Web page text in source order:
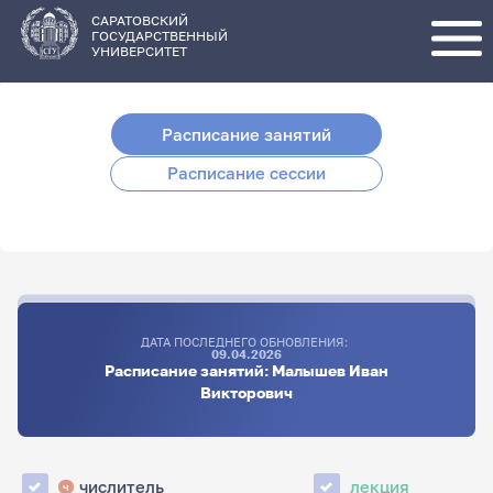
основному
содержанию
САРАТОВСКИЙ
ГОСУДАРСТВЕННЫЙ
УНИВЕРСИТЕТ
Расписание занятий
Расписание сессии
ДАТА ПОСЛЕДНЕГО ОБНОВЛЕНИЯ:
09.04.2026
Расписание занятий: Малышев Иван
Викторович
ч числитель
лекция